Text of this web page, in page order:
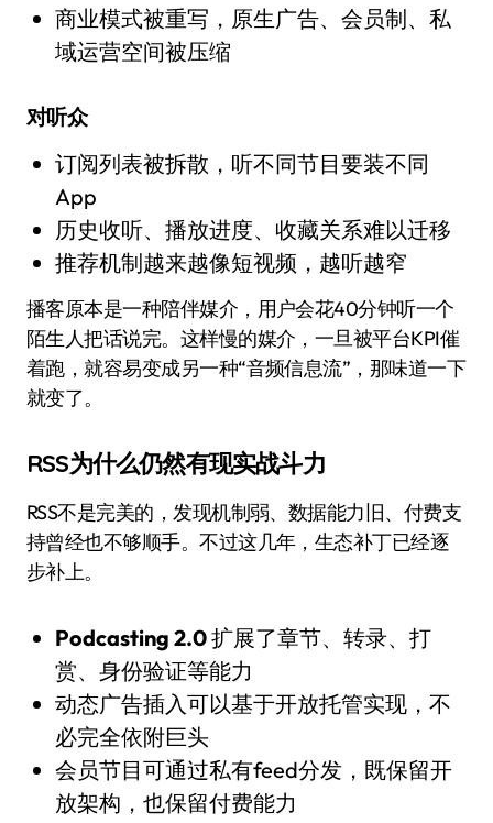
商业模式被重写，原生广告、会员制、私
域运营空间被压缩
对听众
订阅列表被拆散，听不同节目要装不同
App
历史收听、播放进度、收藏关系难以迁移
推荐机制越来越像短视频，越听越窄
播客原本是一种陪伴媒介，用户会花40分钟听一个
陌生人把话说完。这样慢的媒介，一旦被平台KPI催
着跑，就容易变成另一种“音频信息流”，那味道一下
就变了。
RSS为什么仍然有现实战斗力
RSS不是完美的，发现机制弱、数据能力旧、付费支
持曾经也不够顺手。不过这几年，生态补丁已经逐
步补上。
Podcasting 2.0扩展了章节、转录、打
赏、身份验证等能力
动态广告插入可以基于开放托管实现，不
必完全依附巨头
会员节目可通过私有feed分发，既保留开
放架构，也保留付费能力